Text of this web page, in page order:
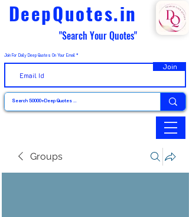
DeepQuotes.in
"Search Your Quotes"
Join For Daily Deep Quotes On Your Email
Join
Groups